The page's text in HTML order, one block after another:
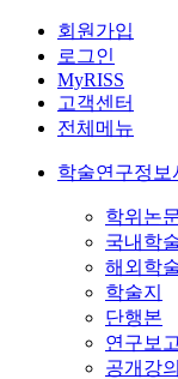
회원가입
로그인
MyRISS
고객센터
전체메뉴
학술연구정보
학위논
국내학
해외학
학술지
단행본
연구보
공개강의